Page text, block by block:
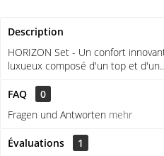
Description
HORIZON Set - Un confort
luxueux composé d'un top et
FAQ
0
Fragen und Antworten mehr
Évaluations
1